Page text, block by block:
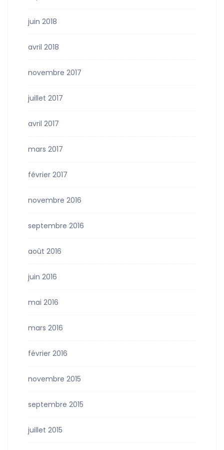
juin 2018
avril 2018
novembre 2017
juillet 2017
avril 2017
mars 2017
février 2017
novembre 2016
septembre 2016
août 2016
juin 2016
mai 2016
mars 2016
février 2016
novembre 2015
septembre 2015
juillet 2015